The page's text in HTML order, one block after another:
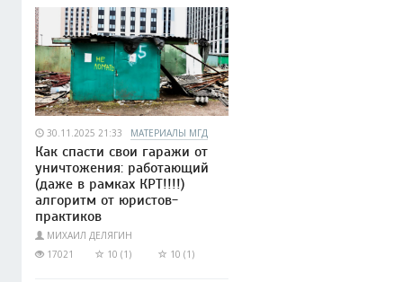
30.11.2025 21:33 МАТЕРИАЛЫ МГД
Как спасти свои гаражи от
уничтожения: работающий
(даже в рамках КРТ!!!!)
алгоритм от юристов-
практиков
МИХАИЛ ДЕЛЯГИН
17021
10 (1) 10 (1)